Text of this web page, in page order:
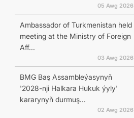
05 Awg 2026
Ambassador of Turkmenistan held
meeting at the Ministry of Foreign
Aff...
03 Awg 2026
BMG Baş Assambleýasynyň
'2028-nji Halkara Hukuk ýyly'
kararynyň durmuş...
02 Awg 2026